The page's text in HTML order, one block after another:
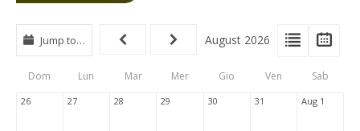
View
Type
Tabs
View
List
Jump to… August 2026
Dom Lun Mar Mer Gio Ven Sab
26 27 28 29 30 31 Aug 1